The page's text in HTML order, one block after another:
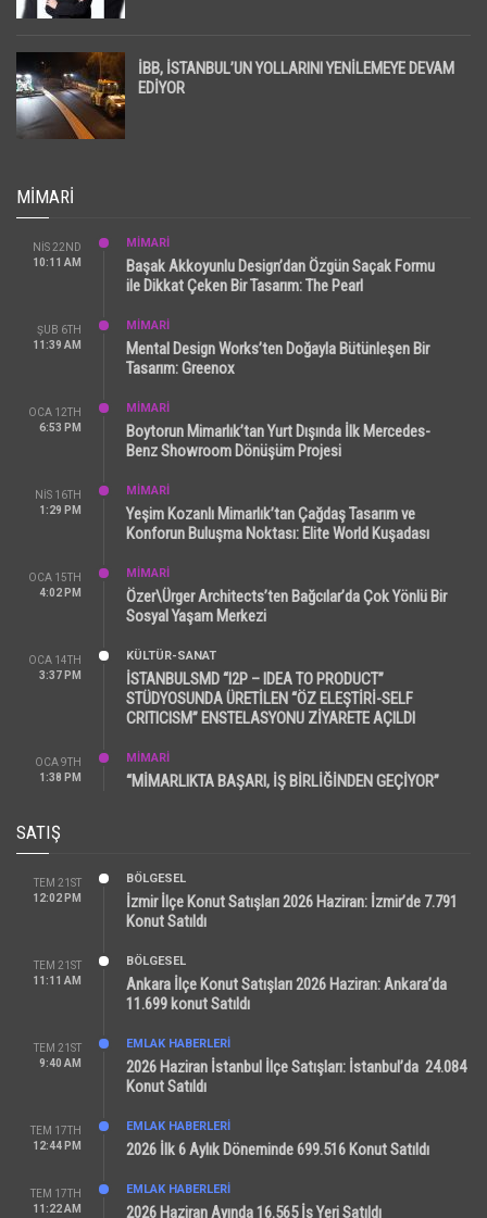
İBB, İSTANBUL’UN YOLLARINI YENİLEMEYE DEVAM
EDİYOR
MIMARI
NIS 22ND
10:11 AM
MİMARİ
Başak Akkoyunlu Design’dan Özgün Saçak Formu
ile Dikkat Çeken Bir Tasarım: The Pearl
ŞUB 6TH
11:39 AM
MİMARİ
Mental Design Works’ten Doğayla Bütünleşen Bir
Tasarım: Greenox
OCA 12TH
6:53 PM
MİMARİ
Boytorun Mimarlık’tan Yurt Dışında İlk Mercedes-
Benz Showroom Dönüşüm Projesi
NIS 16TH
1:29 PM
MİMARİ
Yeşim Kozanlı Mimarlık’tan Çağdaş Tasarım ve
Konforun Buluşma Noktası: Elite World Kuşadası
OCA 15TH
4:02 PM
MİMARİ
Özer\Ürger Architects’ten Bağcılar’da Çok Yönlü Bir
Sosyal Yaşam Merkezi
OCA 14TH
3:37 PM
KÜLTÜR-SANAT
İSTANBULSMD “I2P – IDEA TO PRODUCT”
STÜDYOSUNDA ÜRETİLEN “ÖZ ELEŞTİRİ-SELF
CRITICISM” ENSTELASYONU ZİYARETE AÇILDI
OCA 9TH
1:38 PM
MİMARİ
“MİMARLIKTA BAŞARI, İŞ BİRLİĞİNDEN GEÇİYOR”
SATIŞ
TEM 21ST
12:02 PM
BÖLGESEL
İzmir İlçe Konut Satışları 2026 Haziran: İzmir’de 7.791
Konut Satıldı
TEM 21ST
11:11 AM
BÖLGESEL
Ankara İlçe Konut Satışları 2026 Haziran: Ankara’da
11.699 konut Satıldı
TEM 21ST
9:40 AM
EMLAK HABERLERI
2026 Haziran İstanbul İlçe Satışları: İstanbul’da 24.084
Konut Satıldı
TEM 17TH
12:44 PM
EMLAK HABERLERI
2026 İlk 6 Aylık Döneminde 699.516 Konut Satıldı
TEM 17TH
11:22 AM
EMLAK HABERLERI
2026 Haziran Ayında 16.565 İş Yeri Satıldı